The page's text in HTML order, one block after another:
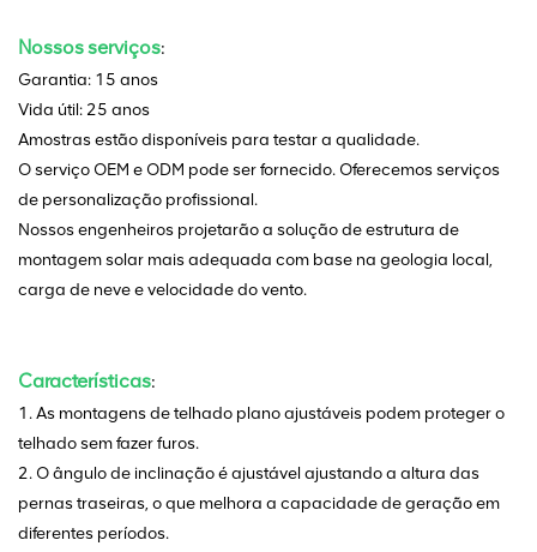
Nossos serviços:
Garantia: 15 anos
Vida útil: 25 anos
Amostras estão disponíveis para testar a qualidade.
O serviço OEM e ODM pode ser fornecido. Oferecemos serviços
de personalização profissional.
Nossos engenheiros projetarão a solução de estrutura de
montagem solar mais adequada com base na geologia local,
carga de neve e velocidade do vento.
Características:
1. As montagens de telhado plano ajustáveis podem proteger o
telhado sem fazer furos.
2. O ângulo de inclinação é ajustável ajustando a altura das
pernas traseiras, o que melhora a capacidade de geração em
diferentes períodos.